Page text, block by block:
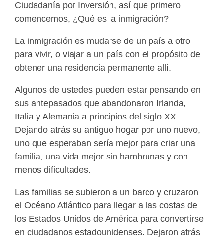
Ciudadanía por Inversión, así que primero
comencemos, ¿Qué es la inmigración?
La inmigración es mudarse de un país a otro
para vivir, o viajar a un país con el propósito de
obtener una residencia permanente allí.
Algunos de ustedes pueden estar pensando en
sus antepasados que abandonaron Irlanda,
Italia y Alemania a principios del siglo XX.
Dejando atrás su antiguo hogar por uno nuevo,
uno que esperaban sería mejor para criar una
familia, una vida mejor sin hambrunas y con
menos dificultades.
Las familias se subieron a un barco y cruzaron
el Océano Atlántico para llegar a las costas de
los Estados Unidos de América para convertirse
en ciudadanos estadounidenses. Dejaron atrás